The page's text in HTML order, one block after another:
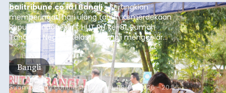
balitribune.co.id I Bangli -Serangkian
memperingati hari ulang tahun Kemerdekaan
Republik Indonesia ( HUT RI) ke-81, Rumah
Tahanan Negara Kelas II B Bangli menggelar
kegiatan pemeriksaan kesehatan gratis, Rabu
(6/8/2026).
Bangli
Submitted bycontributor Thu, 08/06/2026 - 20:56